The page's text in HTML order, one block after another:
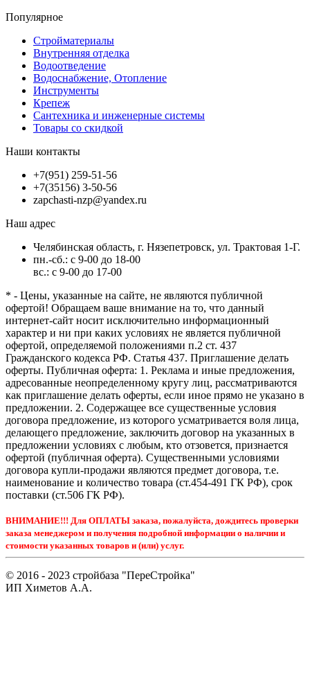
Популярное
Стройматериалы
Внутренняя отделка
Водоотведение
Водоснабжение, Отопление
Инструменты
Крепеж
Сантехника и инженерные системы
Товары со скидкой
Наши контакты
+7(951) 259-51-56
+7(35156) 3-50-56
zapchasti-nzp@yandex.ru
Наш адрес
Челябинская область, г. Нязепетровск, ул. Трактовая 1-Г.
пн.-сб.: с 9-00 до 18-00
вс.: с 9-00 до 17-00
* - Цены, указанные на сайте, не являются публичной
офертой! Обращаем ваше внимание на то, что данный
интернет-сайт носит исключительно информационный
характер и ни при каких условиях не является публичной
офертой, определяемой положениями п.2 ст. 437
Гражданского кодекса РФ. Статья 437. Приглашение делать
оферты. Публичная оферта: 1. Реклама и иные предложения,
адресованные неопределенному кругу лиц, рассматриваются
как приглашение делать оферты, если иное прямо не указано в
предложении. 2. Содержащее все существенные условия
договора предложение, из которого усматривается воля лица,
делающего предложение, заключить договор на указанных в
предложении условиях с любым, кто отзовется, признается
офертой (публичная оферта). Существенными условиями
договора купли-продажи являются предмет договора, т.е.
наименование и количество товара (ст.454-491 ГК РФ), срок
поставки (ст.506 ГК РФ).
ВНИМАНИЕ!!! Для ОПЛАТЫ заказа, пожалуйста, дождитесь проверки
заказа менеджером и получения подробной информации о наличии и
стоимости указанных товаров и (или) услуг.
© 2016 - 2023 стройбаза "ПереСтройка"
ИП Химетов А.А.